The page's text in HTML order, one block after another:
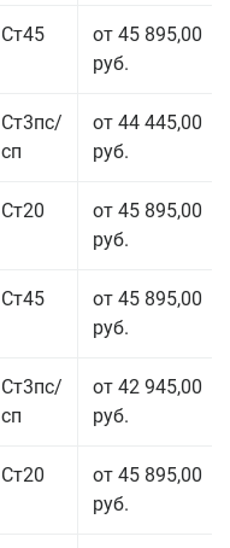
Ст45
от 45 895,00
руб.
Ст3пс/
сп
от 44 445,00
руб.
Ст20
от 45 895,00
руб.
Ст45
от 45 895,00
руб.
Ст3пс/
сп
от 42 945,00
руб.
Ст20
от 45 895,00
руб.